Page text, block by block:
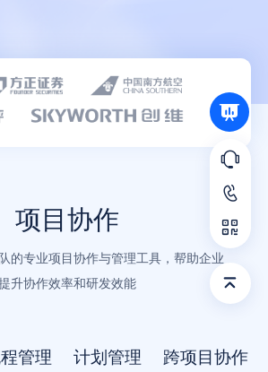
项目协作
的专业项目协作与管理工具，帮助企业
升协作效率和研发效能
管理 计划管理 跨项目协作